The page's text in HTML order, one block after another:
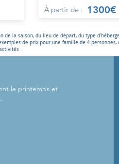
À partir de : 1300€
de la saison, du lieu de départ, du type
de prix pour une famille de 4
.
le printemps et